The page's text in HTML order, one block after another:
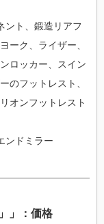
ント、鍛造リアフ
ーク、ライザー、
ロッカー、スイン
のフットレスト、
オンフットレスト
ンドミラー
」：価格